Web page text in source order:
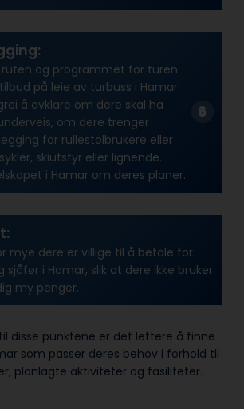
og programmet for turen.
på leie av turbuss i Hamar
å avklare om dere skal ha
om dere trenger
for rullestolbrukere eller
skiutstyr eller lignende.
i Hamar om deres planer.
mye dere er villige til å betale for
sjåfør i Hamar, slik at dere ikke bruker
my penger.
disse punktene er det lettere å finne
som passer deres behov i forhold til
planlagte aktiviteter og fasiliteter.